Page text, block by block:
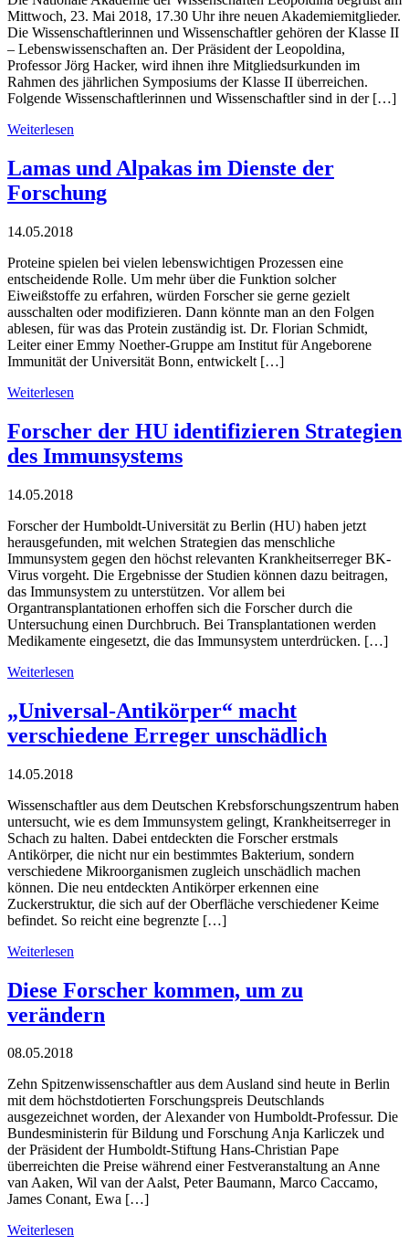
Mittwoch, 23. Mai 2018, 17.30 Uhr ihre neuen Akademiemitglieder.
Die Wissenschaftlerinnen und Wissenschaftler gehören der Klasse II
– Lebenswissenschaften an. Der Präsident der Leopoldina,
Professor Jörg Hacker, wird ihnen ihre Mitgliedsurkunden im
Rahmen des jährlichen Symposiums der Klasse II überreichen.
Folgende Wissenschaftlerinnen und Wissenschaftler sind in der […]
Weiterlesen
Lamas und Alpakas im Dienste der
Forschung
14.05.2018
Proteine spielen bei vielen lebenswichtigen Prozessen eine
entscheidende Rolle. Um mehr über die Funktion solcher
Eiweißstoffe zu erfahren, würden Forscher sie gerne gezielt
ausschalten oder modifizieren. Dann könnte man an den Folgen
ablesen, für was das Protein zuständig ist. Dr. Florian Schmidt,
Leiter einer Emmy Noether-Gruppe am Institut für Angeborene
Immunität der Universität Bonn, entwickelt […]
Weiterlesen
Forscher der HU identifizieren Strategien
des Immunsystems
14.05.2018
Forscher der Humboldt-Universität zu Berlin (HU) haben jetzt
herausgefunden, mit welchen Strategien das menschliche
Immunsystem gegen den höchst relevanten Krankheitserreger BK-
Virus vorgeht. Die Ergebnisse der Studien können dazu beitragen,
das Immunsystem zu unterstützen. Vor allem bei
Organtransplantationen erhoffen sich die Forscher durch die
Untersuchung einen Durchbruch. Bei Transplantationen werden
Medikamente eingesetzt, die das Immunsystem unterdrücken. […]
Weiterlesen
„Universal-Antikörper“ macht
verschiedene Erreger unschädlich
14.05.2018
Wissenschaftler aus dem Deutschen Krebsforschungszentrum haben
untersucht, wie es dem Immunsystem gelingt, Krankheitserreger in
Schach zu halten. Dabei entdeckten die Forscher erstmals
Antikörper, die nicht nur ein bestimmtes Bakterium, sondern
verschiedene Mikroorganismen zugleich unschädlich machen
können. Die neu entdeckten Antikörper erkennen eine
Zuckerstruktur, die sich auf der Oberfläche verschiedener Keime
befindet. So reicht eine begrenzte […]
Weiterlesen
Diese Forscher kommen, um zu
verändern
08.05.2018
Zehn Spitzenwissenschaftler aus dem Ausland sind heute in Berlin
mit dem höchstdotierten Forschungspreis Deutschlands
ausgezeichnet worden, der Alexander von Humboldt-Professur. Die
Bundesministerin für Bildung und Forschung Anja Karliczek und
der Präsident der Humboldt-Stiftung Hans-Christian Pape
überreichten die Preise während einer Festveranstaltung an Anne
van Aaken, Wil van der Aalst, Peter Baumann, Marco Caccamo,
James Conant, Ewa […]
Weiterlesen